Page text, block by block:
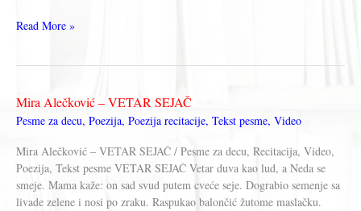
Milovan
ZOVE
SE
KRSTA
Read More »
Mira Alečković – VETAR SEJAČ
Pesme za decu, Poezija, Poezija recitacije, Tekst pesme, Video
Mira Alečković – VETAR SEJAČ / Pesme za decu, Recitacija, Video,
Poezija, Tekst pesme VETAR SEJAČ Vetar duva kao lud, a Neda se
smeje. Mama kaže: on sad svud putem cveće seje. Dograbio semenje sa
livade zelene i nosi po zraku. Raspukao balončić žutome maslačku.